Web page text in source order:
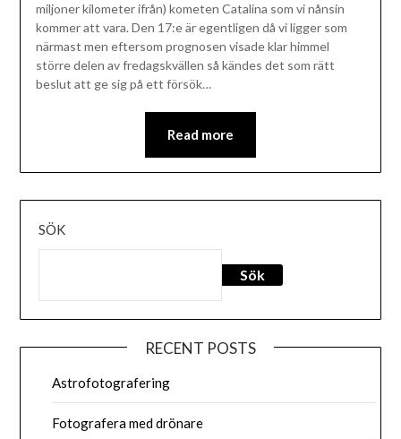
miljoner kilometer ifrån) kometen Catalina som vi nånsin
kommer att vara. Den 17:e är egentligen då vi ligger som
närmast men eftersom prognosen visade klar himmel
större delen av fredagskvällen så kändes det som rätt
beslut att ge sig på ett försök…
Read more
SÖK
Sök
RECENT POSTS
Astrofotografering
Fotografera med drönare